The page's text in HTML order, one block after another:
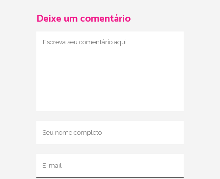
Deixe um comentário